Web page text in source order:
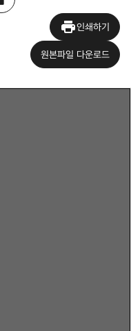
인쇄하기
원본파일 다운로드